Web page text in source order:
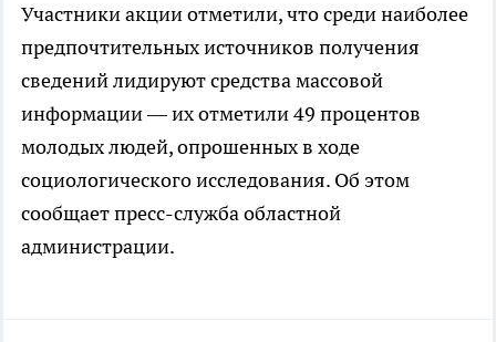
Участники акции отметили, что среди наиболее
предпочтительных источников получения
сведений лидируют средства массовой
информации — их отметили 49 процентов
молодых людей, опрошенных в ходе
социологического исследования. Об этом
сообщает пресс-служба областной
администрации.